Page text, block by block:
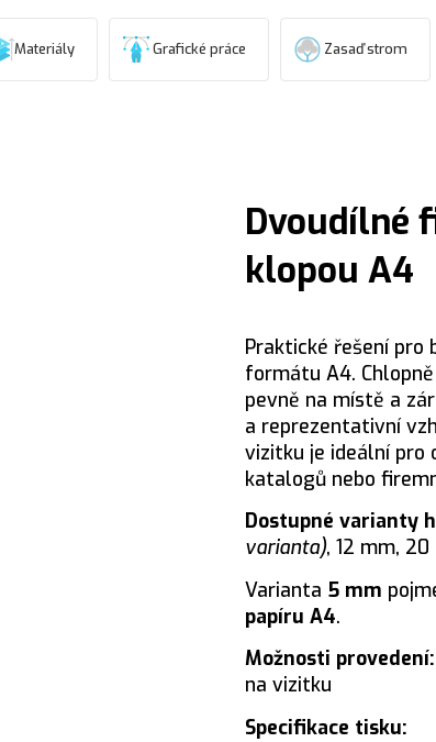
Materiály Grafické práce Zasaď strom
Dvoudílné
klopou A4
Praktické řešení pro
formátu A4.
pevně na místě a
a reprezentativní
vizitku je ideální pro
katalogů nebo
Dostupné varianty
varianta), 12 mm,
Varianta 5 mm
papíru A4.
Možnosti
na vizitku
Specifikace tisku: